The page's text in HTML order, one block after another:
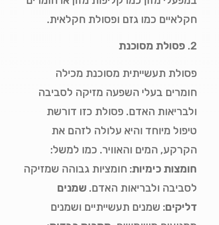
חקלאיים כמו גזם ופסולת חקלאית.
פסולת מסוכנת
פסולת תעשייתית מסוכנת מכילה
חומרים בעלי השפעה מזיקה לסביבה
ולבריאות האדם. פסולת כזו דורשת
טיפול מיוחד והיא עלולה לזהם את
הקרקע, המים והאוויר. כמו למשל:
חומצות כימיות: חומציות גבוהה שמזיקה
לסביבה ולבריאות האדם. שמנים
דליקים: שמנים תעשייתיים ושמנים